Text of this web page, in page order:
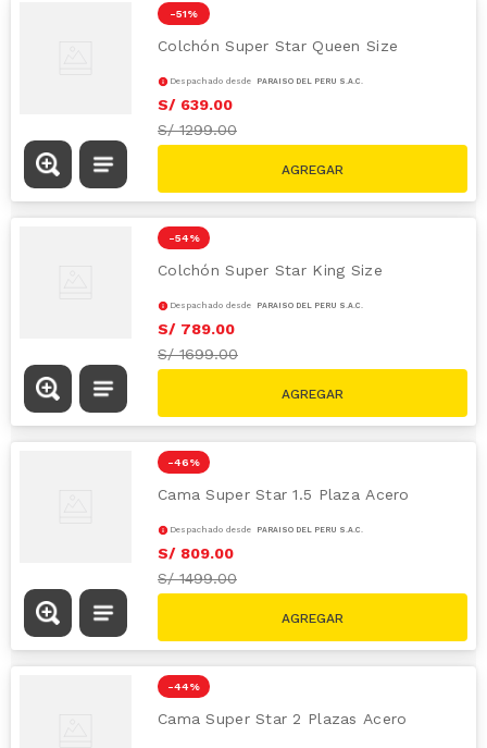
-51 %
Colchón Super Star Queen Size
Despachado desde PARAÍSO DEL PERÚ S.A.C.
S/ 639.00
S/1299.00
-54 %
Colchón Super Star King Size
Despachado desde PARAÍSO DEL PERÚ S.A.C.
S/ 789.00
S/1699.00
-46 %
Cama Super Star 1.5 Plaza Acero
Despachado desde PARAÍSO DEL PERÚ S.A.C.
S/ 809.00
S/1499.00
-44 %
Cama Super Star 2 Plazas Acero